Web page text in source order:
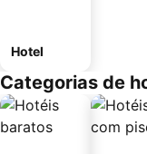
Hotel
Categorias de